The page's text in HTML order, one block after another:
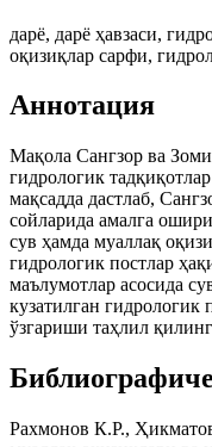
дарё, дарё ҳавзаси,
оқизиқлар сарфи,
Аннотация
Мақола Сангзор ва
гидрологик
мақсадда дастлаб,
сойларида амалга
сув ҳамда муаллақ
гидрологик постлар
маълумотлар асосида
кузатилган гидрологик
ўзгариши таҳлил
Рахмонов К.Р.,